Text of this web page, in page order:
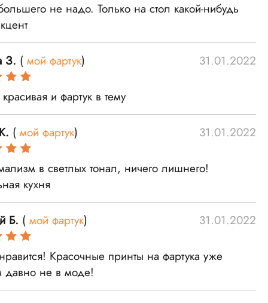
не надо. Только на стол какой-нибудь
З. ( мой фартук) 31.01.2022
и фартук в тему
( мой фартук) 31.01.2022
в светлых тонал, ничего лишнего!
кухня
Б. ( мой фартук) 31.01.2022
Красочные принты на фартука уже
давно не в моде!